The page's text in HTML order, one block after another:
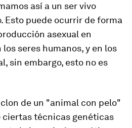
así a un ser vivo
Esto puede ocurrir de forma
asexual en
seres humanos, y en los
sin embargo, esto no es
de un "animal con pelo"
técnicas genéticas